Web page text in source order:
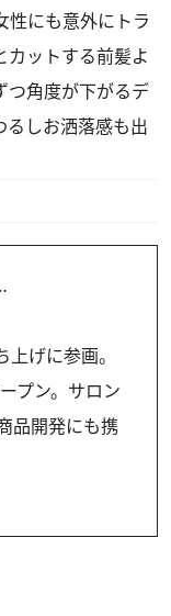
にも意外にトラ
カットする前髪よ
つ角度が下がるデ
るしお洒落感も出
げに参画。
プン。サロン
品開発にも携